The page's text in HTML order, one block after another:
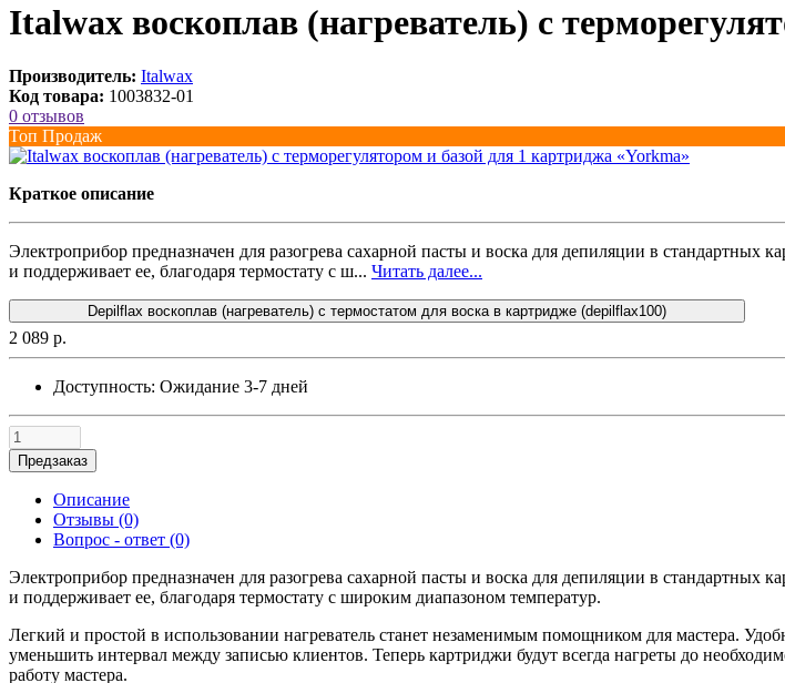
Italwax воскоплав (нагреватель) с
Производитель: Italwax
Код товара: 1003832-01
0 отзывов
Топ Продаж
Краткое описание
Электроприбор предназначен для разогрева сахарной пасты и воска для депиляции в
и поддерживает ее, благодаря термостату с ш... Читать далее...
Depilflax воскоплав (нагреватель) с термостатом для воска в картридже (depilflax100)
2 089 р.
Доступность: Ожидание 3-7 дней
Предзаказ
Описание
Отзывы (0)
Вопрос - ответ (0)
Электроприбор предназначен для разогрева сахарной пасты и воска для депиляции в
и поддерживает ее, благодаря термостату с широким диапазоном температур.
Легкий и простой в использовании нагреватель станет незаменимым помощником для мастера.
уменьшить интервал между записью клиентов. Теперь картриджи будут всегда нагреты до
работу мастера.